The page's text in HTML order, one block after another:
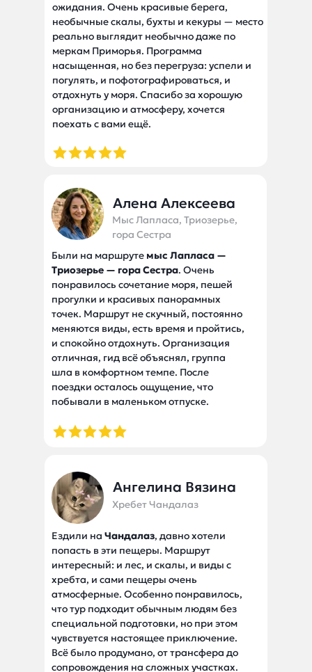
ожидания. Очень красивые берега,
необычные скалы, бухты и кекуры — место
реально выглядит необычно даже по
меркам Приморья. Программа
насыщенная, но без перегруза: успели и
погулять, и пофотографироваться, и
отдохнуть у моря. Спасибо за хорошую
организацию и атмосферу, хочется
поехать с вами ещё.
Алена Алексеева
Мыс Лапласа, Триозерье,
гора Сестра
Были на маршруте мыс Лапласа —
Триозерье — гора Сестра. Очень
понравилось сочетание моря, пешей
прогулки и красивых панорамных
точек. Маршрут не скучный, постоянно
меняются виды, есть время и пройтись,
и спокойно отдохнуть. Организация
отличная, гид всё объяснял, группа
шла в комфортном темпе. После
поездки осталось ощущение, что
побывали в маленьком отпуске.
Ангелина Вязина
Хребет Чандалаз
Ездили на Чандалаз, давно хотели
попасть в эти пещеры. Маршрут
интересный: и лес, и скалы, и виды с
хребта, и сами пещеры очень
атмосферные. Особенно понравилось,
что тур подходит обычным людям без
специальной подготовки, но при этом
чувствуется настоящее приключение.
Всё было продумано, от трансфера до
сопровождения на сложных участках.